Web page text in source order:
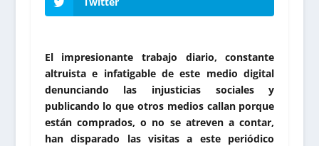
El impresionante trabajo diario, constante
altruista e infatigable de este medio digital
denunciando las injusticias sociales y
publicando lo que otros medios callan porque
están comprados, o no se atreven a contar,
han disparado las visitas a este periódico